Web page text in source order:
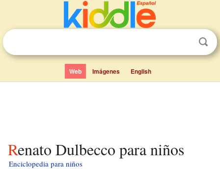
Web Imágenes English
Renato Dulbecco para niños
Enciclopedia para niños